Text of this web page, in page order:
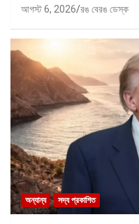
আগস্ট 6, 2026 রঙ বেরঙ ডেস্ক
অন্যান্য সদ্য প্রকাশিত